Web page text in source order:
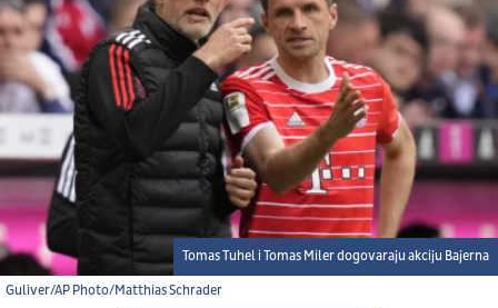
Guliver/AP Photo/Matthias Schrader
Tomas Tuhel i Tomas Miler dogovaraju akciju Bajerna